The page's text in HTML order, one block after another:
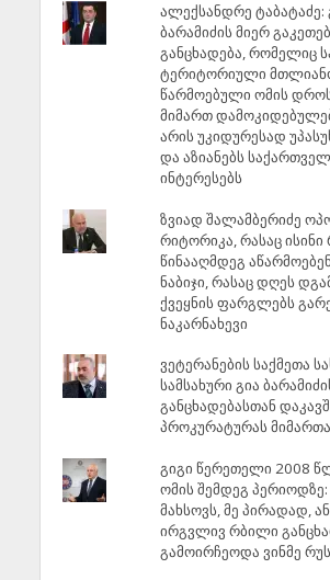
ალექსანდრე ტაბატაძე:
ბარამიძის მიერ
განცხადება, რომელიც
ტერიტორიული
წარმოებული ომის დროს
მიმართ
არის უკიდურესად
და აზიანებს
ინტერესებს
ზვიად შალამბერიძე
რიტორიკა, რასაც ისინი
წინააღმდეგ
ნაბიჯი, რასაც დღეს
ქვეყნის ფარგლებს
ნაკარნახევი
ვეტერანების საქმეთა
სამსახური გია
განცხადებასთან
პროკურატურას
გიგი წერეთელი 2008
ომის შემდეგ
მახსოვს, მე პირადად,
ირგვლივ რბილი
გამოირჩეოდა ვინმე